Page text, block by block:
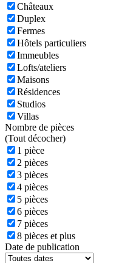
Châteaux
Duplex
Fermes
Hôtels particuliers
Immeubles
Lofts/ateliers
Maisons
Résidences
Studios
Villas
Nombre de pièces
(Tout décocher)
1 pièce
2 pièces
3 pièces
4 pièces
5 pièces
6 pièces
7 pièces
8 pièces et plus
Date de publication